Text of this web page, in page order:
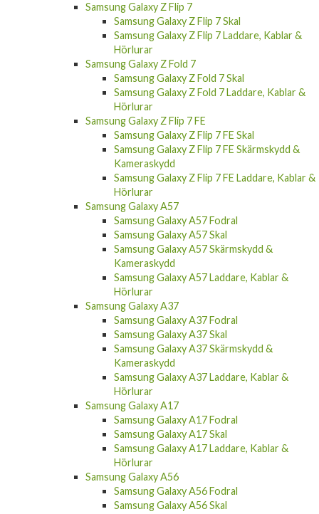
Samsung Galaxy Z Flip 7
Samsung Galaxy Z Flip 7 Skal
Samsung Galaxy Z Flip 7 Laddare, Kablar &
Hörlurar
Samsung Galaxy Z Fold 7
Samsung Galaxy Z Fold 7 Skal
Samsung Galaxy Z Fold 7 Laddare, Kablar &
Hörlurar
Samsung Galaxy Z Flip 7 FE
Samsung Galaxy Z Flip 7 FE Skal
Samsung Galaxy Z Flip 7 FE Skärmskydd &
Kameraskydd
Samsung Galaxy Z Flip 7 FE Laddare, Kablar &
Hörlurar
Samsung Galaxy A57
Samsung Galaxy A57 Fodral
Samsung Galaxy A57 Skal
Samsung Galaxy A57 Skärmskydd &
Kameraskydd
Samsung Galaxy A57 Laddare, Kablar &
Hörlurar
Samsung Galaxy A37
Samsung Galaxy A37 Fodral
Samsung Galaxy A37 Skal
Samsung Galaxy A37 Skärmskydd &
Kameraskydd
Samsung Galaxy A37 Laddare, Kablar &
Hörlurar
Samsung Galaxy A17
Samsung Galaxy A17 Fodral
Samsung Galaxy A17 Skal
Samsung Galaxy A17 Laddare, Kablar &
Hörlurar
Samsung Galaxy A56
Samsung Galaxy A56 Fodral
Samsung Galaxy A56 Skal